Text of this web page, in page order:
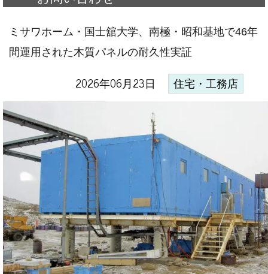
ミサワホーム・国士舘大学、南極・昭和基地で46年
間運用された木質パネルの耐久性実証
2026年06月23日 住宅・工務店